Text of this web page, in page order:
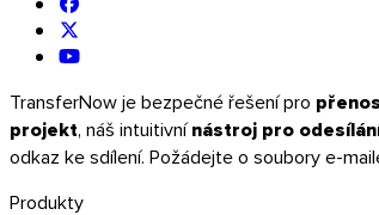
iOS
TransferNow je bezpečné řešení pro
projekt, náš intuitivnínástroj pro
odkaz ke sdílení. Požádejte o soubory e-
Produkty